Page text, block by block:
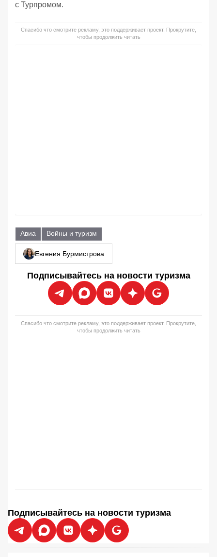
с Турпромом.
Спасибо что смотрите рекламу, это поддерживает проект. Прокрутите,
чтобы продолжить читать
Авиа Войны и туризм
Евгения Бурмистрова
Подписывайтесь на новости туризма
Спасибо что смотрите рекламу, это поддерживает проект. Прокрутите,
чтобы продолжить читать
Подписывайтесь на новости туризма